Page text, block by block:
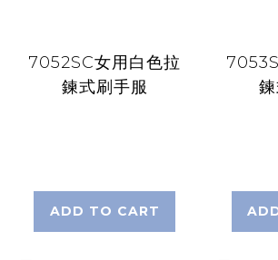
7052SC女用白色拉
鍊式刷手服
ADD TO CART